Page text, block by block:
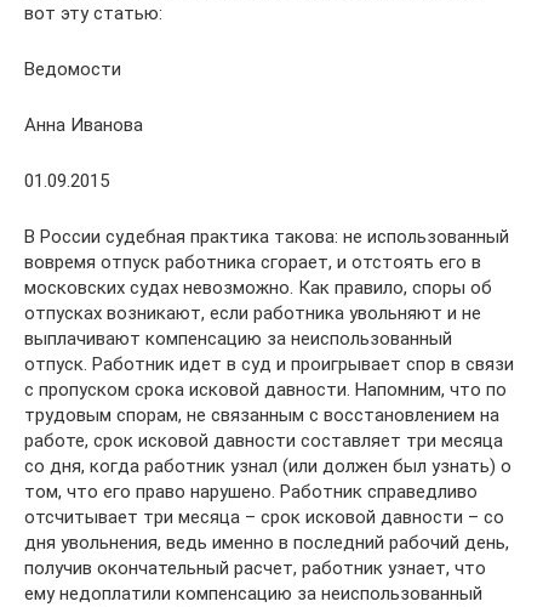
вот эту статью:
Ведомости
Анна Иванова
01.09.2015
В России судебная практика такова: не использованный
вовремя отпуск работника сгорает, и отстоять его в
московских судах невозможно. Как правило, споры об
отпусках возникают, если работника увольняют и не
выплачивают компенсацию за неиспользованный
отпуск. Работник идет в суд и проигрывает спор в связи
с пропуском срока исковой давности. Напомним, что по
трудовым спорам, не связанным с восстановлением на
работе, срок исковой давности составляет три месяца
со дня, когда работник узнал (или должен был узнать) о
том, что его право нарушено. Работник справедливо
отсчитывает три месяца – срок исковой давности – со
дня увольнения, ведь именно в последний рабочий день,
получив окончательный расчет, работник узнает, что
ему недоплатили компенсацию за неиспользованный